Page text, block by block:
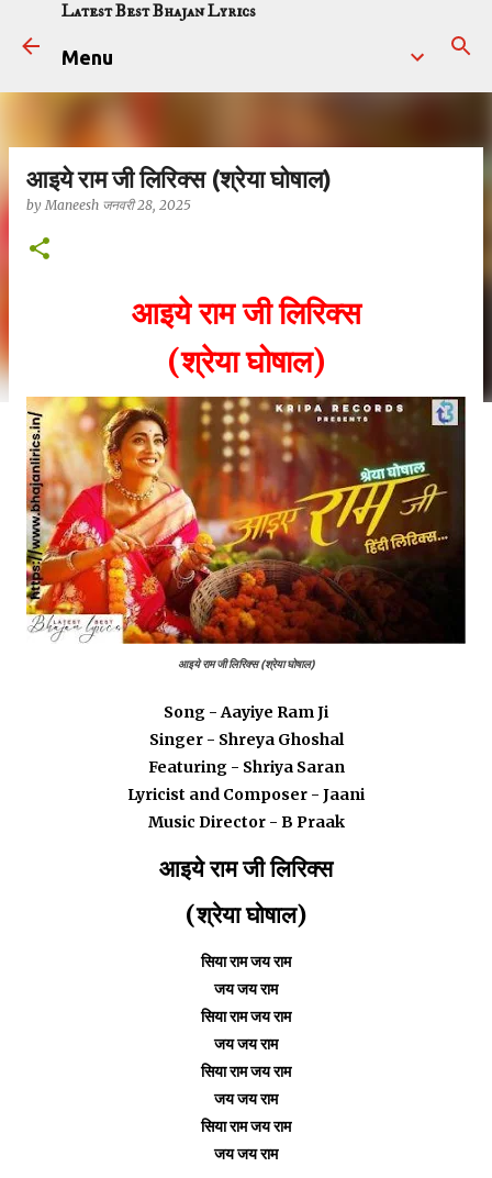
सीधे मुख्य सामग्री पर जाएं
Latest Best Bhajan Lyrics
Menu
आइये राम जी लिरिक्स (श्रेया घोषाल)
byManeesh जनवरी 28, 2025
आइये राम जी लिरिक्स
(श्रेया घोषाल)
आइये राम जी लिरिक्स (श्रेया घोषाल)
Song - Aayiye Ram Ji
Singer - Shreya Ghoshal
Featuring - Shriya Saran
Lyricist and Composer - Jaani
Music Director - B Praak
आइये राम जी लिरिक्स
(श्रेया घोषाल)
सिया राम जय राम
जय जय राम
सिया राम जय राम
जय जय राम
सिया राम जय राम
जय जय राम
सिया राम जय राम
जय जय राम